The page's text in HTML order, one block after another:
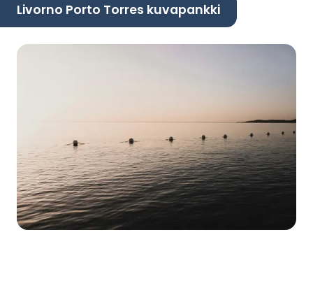
Livorno Porto Torres kuvapankki